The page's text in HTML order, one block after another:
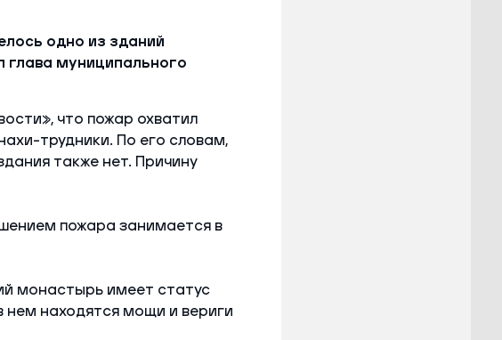
одно из зданий
глава муниципального
что пожар охватил
трудники. По его словам,
также нет. Причину
пожара занимается в
монастырь имеет статус
нем находятся мощи и вериги